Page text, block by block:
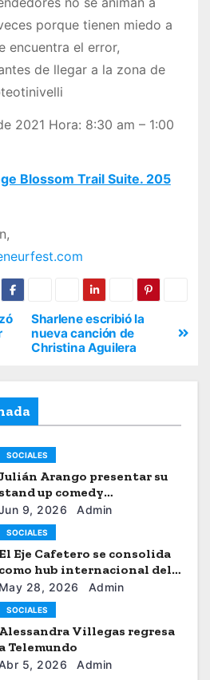
porque tienen miedo a
encuentra el error,
de llegar a la zona de
2021 Hora: 8:30 am – 1:00
Blossom Trail Suite. 205
Sharlene escribió la
nueva canción de
Christina Aguilera
SOCIALES
Arango presentar su
stand up comedy
“Julianchou”
9, 2026 Admin
SOCIALES
El Eje Cafetero se consolida
como hub internacional del
sistema moda
May 28, 2026 Admin
SOCIALES
Alessandra Villegas regresa
a Telemundo
5, 2026 Admin